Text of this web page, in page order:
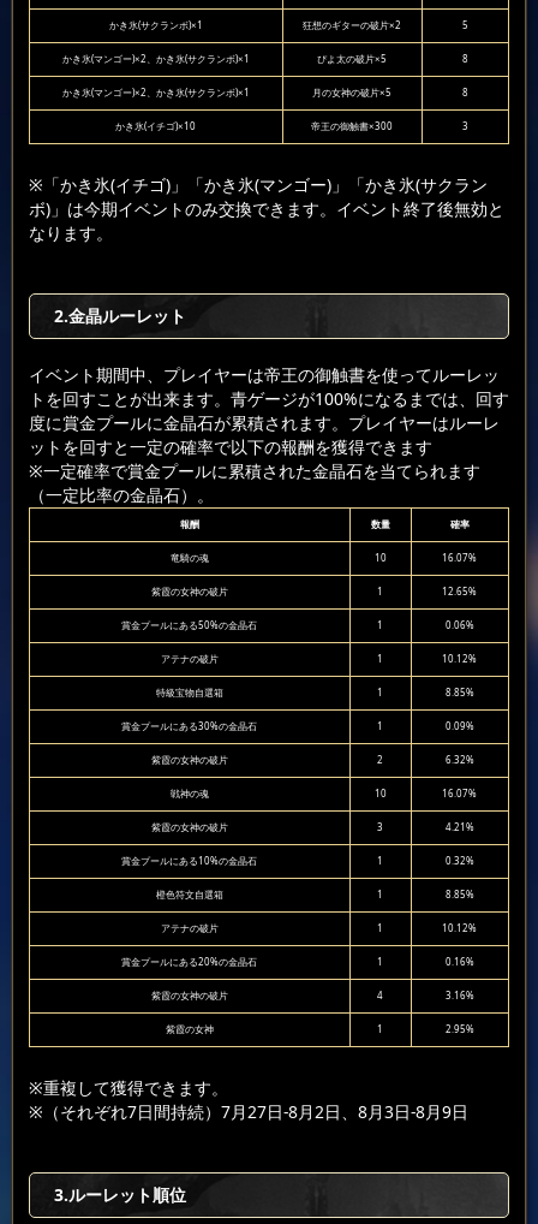
かき氷(サクランボ)×1 狂想のギターの破片×2 5
かき氷(マンゴー)×2、かき氷(サクランボ)×1 ぴよ太の破片×5 8
かき氷(マンゴー)×2、かき氷(サクランボ)×1 月の女神の破片×5 8
かき氷(イチゴ)×10 帝王の御触書×300 3
※「かき氷(イチゴ)」「かき氷(マンゴー)」「かき氷(サクラン
ボ)」は今期イベントのみ交換できます。イベント終了後無効と
なります。
2.金晶ルーレット
イベント期間中、プレイヤーは帝王の御触書を使ってルーレッ
トを回すことが出来ます。青ゲージが100%になるまでは、回す
度に賞金プールに金晶石が累積されます。プレイヤーはルーレ
ットを回すと一定の確率で以下の報酬を獲得できます
※一定確率で賞金プールに累積された金晶石を当てられます
（一定比率の金晶石）。
報酬 数量 確率
竜騎の魂 10 16.07%
紫霞の女神の破片 1 12.65%
賞金プールにある50%の金晶石 1 0.06%
アテナの破片 1 10.12%
特級宝物自選箱 1 8.85%
賞金プールにある30%の金晶石 1 0.09%
紫霞の女神の破片 2 6.32%
戦神の魂 10 16.07%
紫霞の女神の破片 3 4.21%
賞金プールにある10%の金晶石 1 0.32%
橙色符文自選箱 1 8.85%
アテナの破片 1 10.12%
賞金プールにある20%の金晶石 1 0.16%
紫霞の女神の破片 4 3.16%
紫霞の女神 1 2.95%
※重複して獲得できます。
※（それぞれ7日間持続）7月27日-8月2日、8月3日-8月9日
3.ルーレット順位